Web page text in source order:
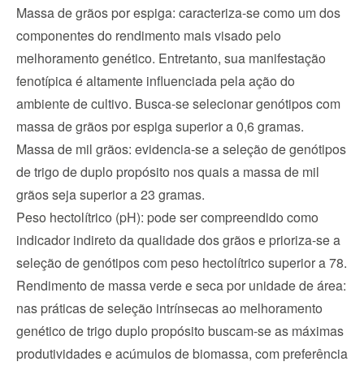
Massa de grãos por espiga: caracteriza-se como um dos
componentes do rendimento mais visado pelo
melhoramento genético. Entretanto, sua manifestação
fenotípica é altamente influenciada pela ação do
ambiente de cultivo. Busca-se selecionar genótipos com
massa de grãos por espiga superior a 0,6 gramas.
Massa de mil grãos: evidencia-se a seleção de genótipos
de trigo de duplo propósito nos quais a massa de mil
grãos seja superior a 23 gramas.
Peso hectolítrico (pH): pode ser compreendido como
indicador indireto da qualidade dos grãos e prioriza-se a
seleção de genótipos com peso hectolítrico superior a 78.
Rendimento de massa verde e seca por unidade de área:
nas práticas de seleção intrínsecas ao melhoramento
genético de trigo duplo propósito buscam-se as máximas
produtividades e acúmulos de biomassa, com preferência